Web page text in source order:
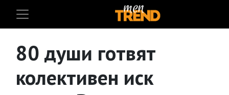
80 души готвят
колективен иск